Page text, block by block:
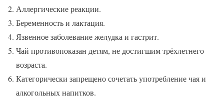
Аллергические реакции.
Беременность и лактация.
Язвенное заболевание желудка и гастрит.
Чай противопоказан детям, не достигшим трёхлетнего
возраста.
Категорически запрещено сочетать употребление чая и
алкогольных напитков.